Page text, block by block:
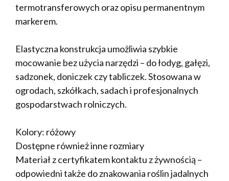
termotransferowych oraz opisu permanentnym
markerem.
Elastyczna konstrukcja umożliwia szybkie
mocowanie bez użycia narzędzi – do łodyg, gałęzi,
sadzonek, doniczek czy tabliczek. Stosowana w
ogrodach, szkółkach, sadach i profesjonalnych
gospodarstwach rolniczych.
Kolory: różowy
Dostępne również inne rozmiary
Materiał z certyfikatem kontaktu z żywnością –
odpowiedni także do znakowania roślin jadalnych